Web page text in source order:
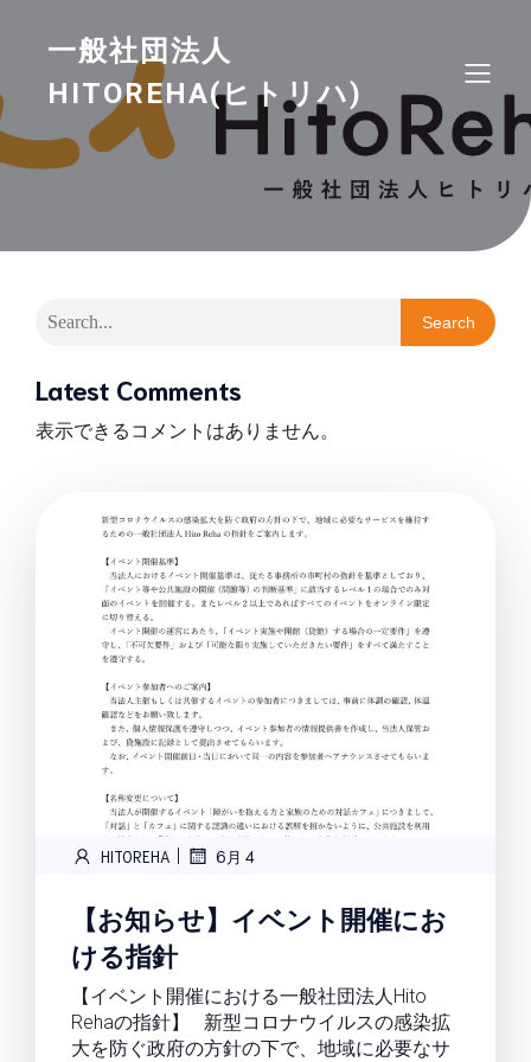
一般社団法人
HITOREHA(ヒトリハ)
Search
Latest Comments
表示できるコメントはありません。
HITOREHA | 6月 4
【お知らせ】イベント開催にお
ける指針
【イベント開催における一般社団法人Hito
Rehaの指針】 新型コロナウイルスの感染拡
大を防ぐ政府の方針の下で、地域に必要なサ